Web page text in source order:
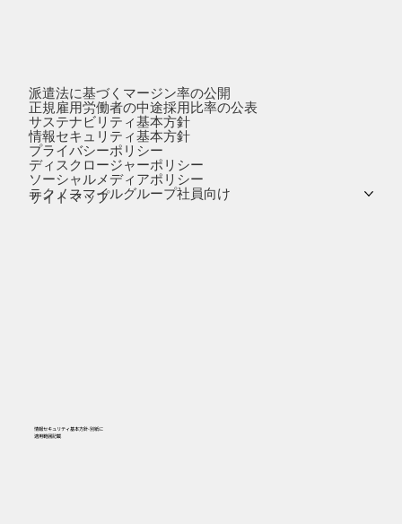
派遣法に基づくマージン率の公開
正規雇用労働者の中途採用比率の公表
サステナビリティ基本方針
情報セキュリティ基本方針
プライバシーポリシー
ディスクロージャーポリシー
ソーシャルメディアポリシー
テクノスマイルグループ社員向け
サイトマップ
情報セキュリティ基本方針-別紙に
​適用範囲記載